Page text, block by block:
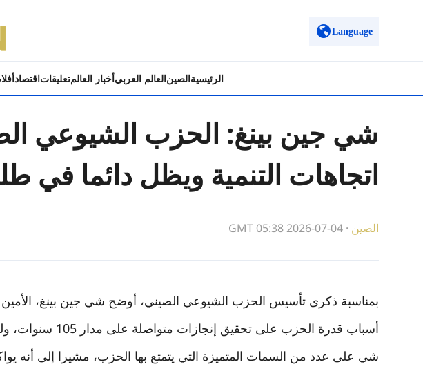
Language
الرئيسية الصين العالم العربي أخبار العالمتعليقات اقتصاد
شي جين بينغ: الحزب الشيوعي
اتجاهات التنمية ويظل دائما في
الصين ·
GMT 05:38 2026-07-04
بمناسبة ذكرى تأسيس الحزب الشيوعي الصيني، أوضح شي جين بينغ، الأمين
أسباب قدرة الحزب على
شي على عدد من السمات المتميزة التي يتمتع بها الحزب، مشيرا إلى أنه